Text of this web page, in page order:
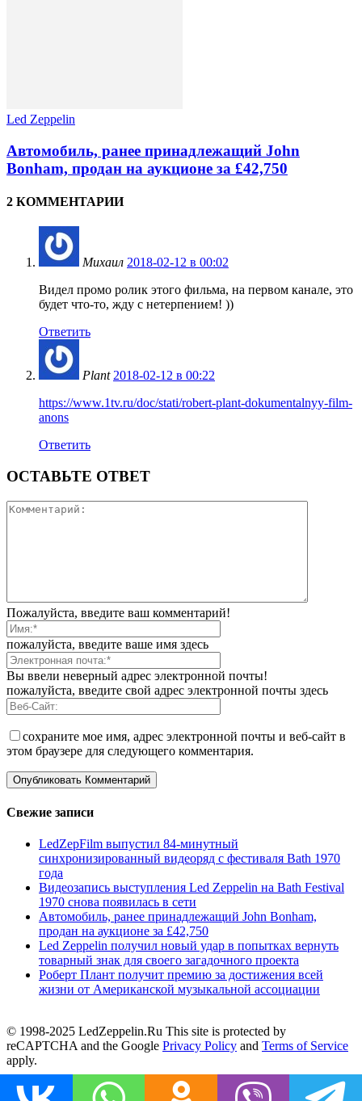
Led Zeppelin
Автомобиль, ранее принадлежащий John
Bonham, продан на аукционе за £42,750
2 КОММЕНТАРИИ
Михаил 2018-02-12 в 00:02
Видел промо ролик этого фильма, на первом канале, это
будет что-то, жду с нетерпением! ))
Ответить
Plant 2018-02-12 в 00:22
https://www.1tv.ru/doc/stati/robert-plant-dokumentalnyy-film-
anons
Ответить
ОСТАВЬТЕ ОТВЕТ
Пожалуйста, введите ваш комментарий!
пожалуйста, введите ваше имя здесь
Вы ввели неверный адрес электронной почты!
пожалуйста, введите свой адрес электронной почты здесь
сохраните мое имя, адрес электронной почты и веб-сайт в
этом браузере для следующего комментария.
Свежие записи
LedZepFilm выпустил 84-минутный
синхронизированный видеоряд с фестиваля Bath 1970
года
Видеозапись выступления Led Zeppelin на Bath Festival
1970 снова появилась в сети
Автомобиль, ранее принадлежащий John Bonham,
продан на аукционе за £42,750
Led Zeppelin получил новый удар в попытках вернуть
товарный знак для своего загадочного проекта
Роберт Плант получит премию за достижения всей
жизни от Американской музыкальной ассоциации
© 1998-2025 LedZeppelin.Ru This site is protected by
reCAPTCHA and the Google Privacy Policy and Terms of Service
apply.